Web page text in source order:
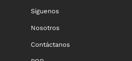
Síguenos
Nosotros
Contáctanos